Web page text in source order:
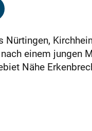
Nürtingen,
einem jungen
Nähe